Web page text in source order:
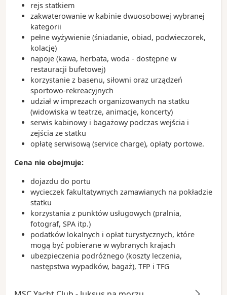
rejs statkiem
zakwaterowanie w kabinie dwuosobowej wybranej
kategorii
pełne wyżywienie (śniadanie, obiad, podwieczorek,
kolację)
napoje (kawa, herbata, woda - dostępne w
restauracji bufetowej)
korzystanie z basenu, siłowni oraz urządzeń
sportowo-rekreacyjnych
udział w imprezach organizowanych na statku
(widowiska w teatrze, animacje, koncerty)
serwis kabinowy i bagażowy podczas wejścia i
zejścia ze statku
opłatę serwisową (service charge), opłaty portowe.
Cena nie obejmuje:
dojazdu do portu
wycieczek fakultatywnych zamawianych na pokładzie
statku
korzystania z punktów usługowych (pralnia,
fotograf, SPA itp.)
podatków lokalnych i opłat turystycznych, które
mogą być pobierane w wybranych krajach
ubezpieczenia podróżnego (koszty leczenia,
następstwa wypadków, bagaż), TFP i TFG